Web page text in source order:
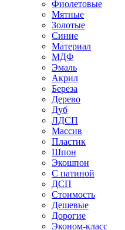
Фиолетовые
Мятные
Золотые
Синие
Материал
МДФ
Эмаль
Акрил
Береза
Дерево
Дуб
ЛДСП
Массив
Пластик
Шпон
Экошпон
С патиной
ДСП
Стоимость
Дешевые
Дорогие
Эконом-класс